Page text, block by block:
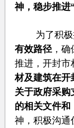
神，稳步推进
为了积极
有效路径，确
推进，开封市
材及建筑在开
关于政府采购
的相关文件和
神，积极沟通